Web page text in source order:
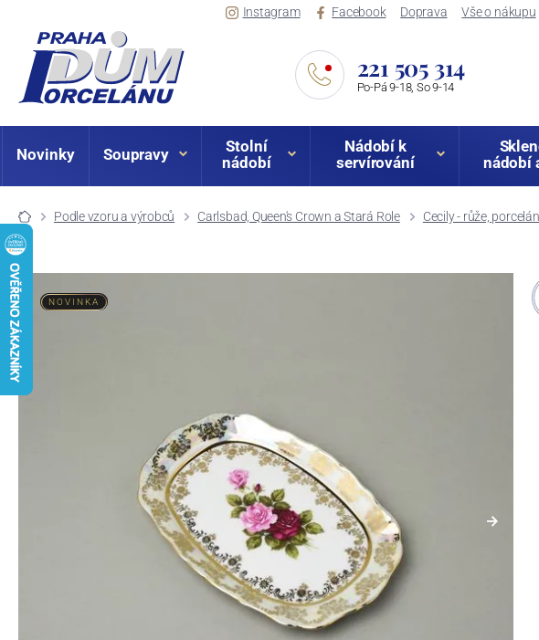
Instagram Facebook Doprava Vše o nákupu
221 505 314
Po-Pá 9-18, So 9-14
Novinky Soupravy
Stolní
nádobí
Nádobí k
servírování
nádobí
Podle vzoru a výrobců Carlsbad, Queen's Crown a Stará Role Cecily - růže,
NOVINKA